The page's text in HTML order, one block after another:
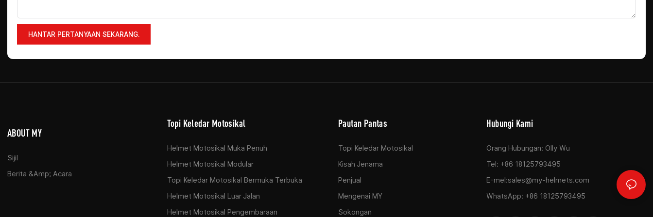
HANTAR PERTANYAAN SEKARANG.
ABOUT MY
Sijil
Berita &amp; Acara
Topi Keledar Motosikal
Helmet Motosikal Muka Penuh
Helmet Motosikal Modular
Topi Keledar Motosikal Bermuka Terbuka
Helmet Motosikal Luar Jalan
Helmet Motosikal Pengembaraan
Pautan Pantas
Topi Keledar Motosikal
Kisah Jenama
Penjual
Mengenai MY
Sokongan
Hubungi Kami
Orang Hubungan: Olly Wu
Tel: +86 18125793495
E-mel:sales@my-helmets.com
WhatsApp: +86 18125793495